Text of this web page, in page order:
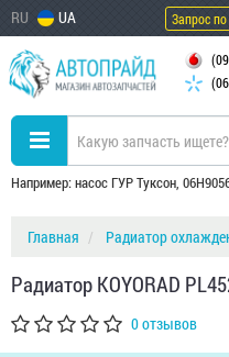
RU UA Запрос
Например: насос ГУР Туксон,
Главная Радиатор
Радиатор KOYORAD
0 отзывов